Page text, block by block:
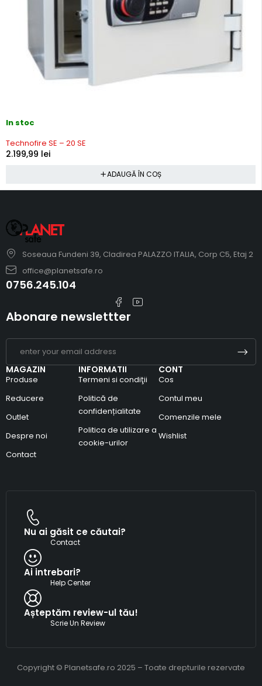
In stoc
Technofire SE – 20 SE
2.199,99 lei
ADAUGĂ ÎN COȘ
Soseaua Fundeni 39, Cladirea PALAZZO ITALIA, Corp C5, Etaj 2
office@planetsafe.ro
0756.245.104
MAGAZIN
Produse
Reducere
Outlet
Despre noi
Contact
INFORMATII
Termeni si condiţii
Politică de
confidențialitate
Politica de utilizare a
cookie-urilor
CONT
Cos
Contul meu
Comenzile mele
Wishlist
Abonare newslettter
Nu ai găsit ce căutai?
Contact
Ai intrebari?
Help Center
Așteptăm review-ul tău!
Scrie Un Review
Copyright © Planetsafe.ro 2025 – Toate drepturile rezervate